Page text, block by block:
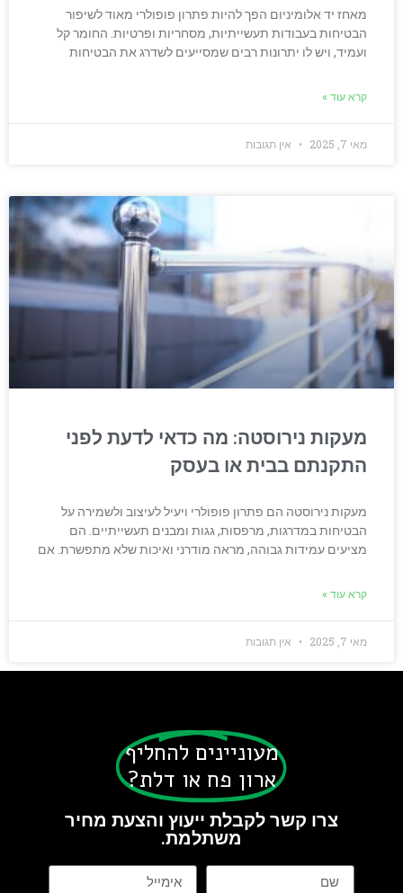
מאחז יד אלומיניום הפך להיות פתרון פופולרי מאוד לשיפור
הבטיחות בעבודות תעשייתיות, מסחריות ופרטיות. החומר קל
ועמיד, ויש לו יתרונות רבים שמסייעים לשדרג את הבטיחות
קרא עוד »
אין תגובות
מעקות נירוסטה: מה כדאי לדעת לפני
התקנתם בבית או בעסק
מעקות נירוסטה הם פתרון פופולרי ויעיל לעיצוב ולשמירה על
הבטיחות במדרגות, מרפסות, גגות ומבנים תעשייתיים. הם
מציעים עמידות גבוהה, מראה מודרני ואיכות שלא מתפשרת. אם
קרא עוד »
אין תגובות
מעוניינים להחליף
ארון פח או דלת?
צרו קשר לקבלת ייעוץ והצעת מחיר
משתלמת.